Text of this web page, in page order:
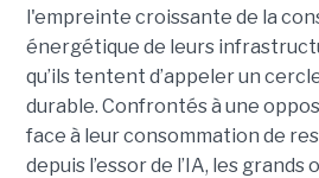
l'empreinte croissante de la
énergétique de leurs
qu’ils tentent d’appeler un
durable. Confrontés à une
face à leur consommation de
depuis l’essor de l’IA, les